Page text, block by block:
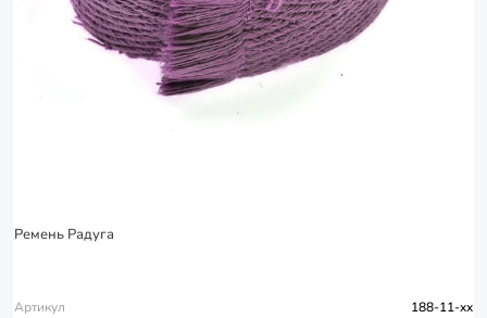
Ремень Радуга
Артикул
188-11-xx